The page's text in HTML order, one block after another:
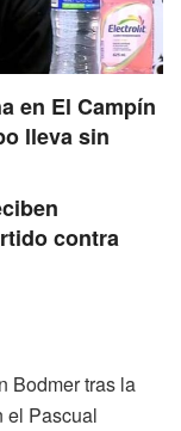
en El Campín
lleva sin
contra
Bodmer tras la
el Pascual